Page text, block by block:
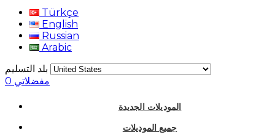
Türkçe
English
Russian
Arabic
بلد التسليم
مفضلاتي 0
الموديلات الجديدة
جميع الموديلات